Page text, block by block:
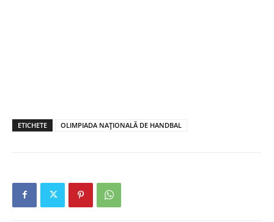
ETICHETE OLIMPIADA NAȚIONALĂ DE HANDBAL